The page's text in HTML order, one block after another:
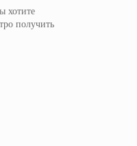
хотите
получить